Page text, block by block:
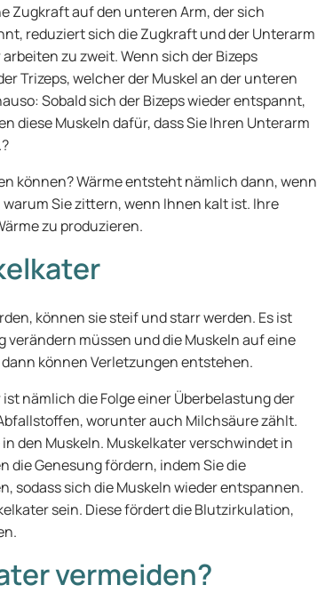
Zugkraft auf den unteren Arm, der sich
reduziert sich die Zugkraft und der Unterarm
zu zweit. Wenn sich der Bizeps
Trizeps, welcher der Muskel an der unteren
Sobald sich der Bizeps wieder entspannt,
diese Muskeln dafür, dass Sie Ihren Unterarm
können? Wärme entsteht nämlich dann, wenn
Sie zittern, wenn Ihnen kalt ist. Ihre
zu produzieren.
können sie steif und starr werden. Es ist
verändern müssen und die Muskeln auf eine
können Verletzungen entstehen.
nämlich die Folge einer Überbelastung der
worunter auch Milchsäure zählt.
den Muskeln. Muskelkater verschwindet in
die Genesung fördern, indem Sie die
sodass sich die Muskeln wieder entspannen.
sein. Diese fördert die Blutzirkulation,
vermeiden?